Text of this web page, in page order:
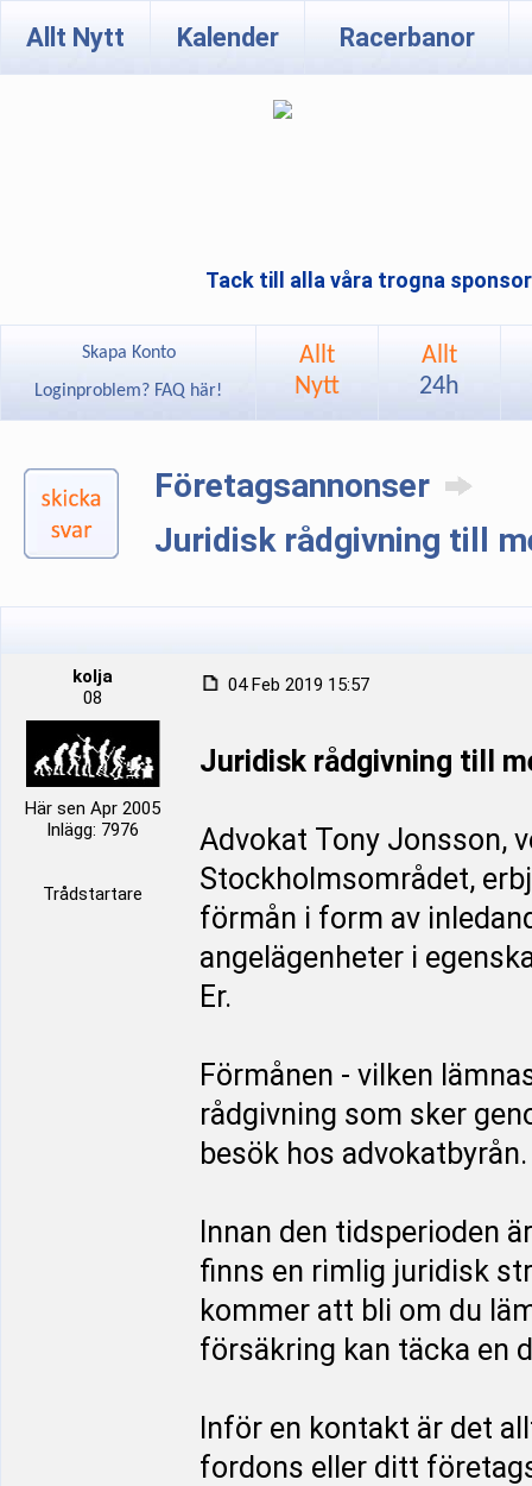
Allt Nytt Kalender Racerbanor
Tack till alla våra trogna
Skapa Konto
Loginproblem? FAQ här!
Allt
Nytt
Allt
24h
Företagsannonser
Juridisk rådgivning till
kolja
08
Här sen Apr 2005
Inlägg: 7976
Trådstartare
04 Feb 2019 15:57
Juridisk rådgivning till
Advokat Tony Jonsson,
Stockholmsområdet,
förmån i form av
angelägenheter i
Er.
Förmånen - vilken
rådgivning som sker
besök hos advokatbyrån.
Innan den tidsperioden
finns en rimlig juridisk
kommer att bli om du
försäkring kan täcka en
Inför en kontakt är det
fordons eller ditt